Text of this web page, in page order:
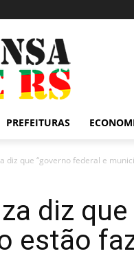
PREFEITURAS
diz que “governo federal e
diz que
estão